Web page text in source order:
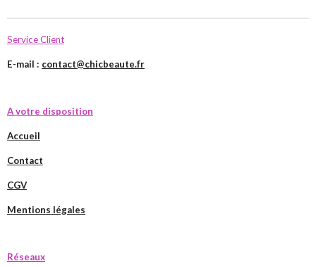
Service Client
E-mail : contact@chicbeaute.fr
A votre disposition
Accueil
Contact
CGV
Mentions légales
Réseaux